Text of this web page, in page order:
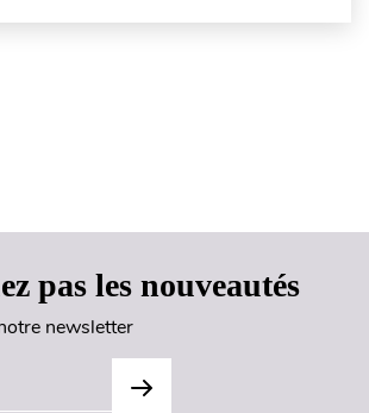
pas les nouveautés
newsletter